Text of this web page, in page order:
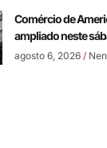
Comércio de
ampliado neste
agosto 6, 2026